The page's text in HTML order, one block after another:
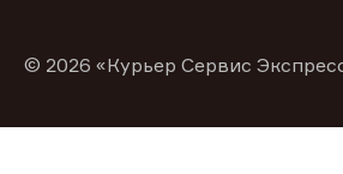
© 2026 «Курьер Сервис